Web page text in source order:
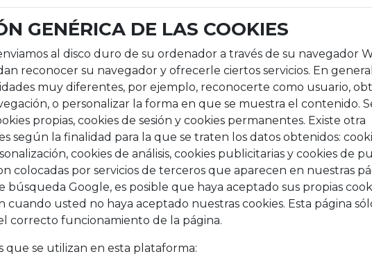
GENÉRICA DE LAS COOKIES
al disco duro de su ordenador a través de su navegador
reconocer su navegador y ofrecerle ciertos servicios. En
muy diferentes, por ejemplo, reconocerte como usuario,
o personalizar la forma en que se muestra el contenido.
propias, cookies de sesión y cookies permanentes. Existe otra
según la finalidad para la que se traten los datos obtenidos:
cookies de análisis, cookies publicitarias y cookies de
colocadas por servicios de terceros que aparecen en nuestras
Google, es posible que haya aceptado sus propias
cuando usted no haya aceptado nuestras cookies. Esta página
correcto funcionamiento de la página.
que se utilizan en esta plataforma: